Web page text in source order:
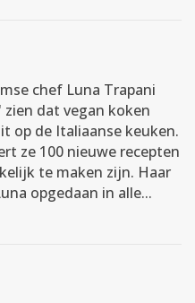
chef Luna Trapani
dat vegan koken
op de Italiaanse keuken.
ze 100 nieuwe recepten
te maken zijn. Haar
opgedaan in alle...